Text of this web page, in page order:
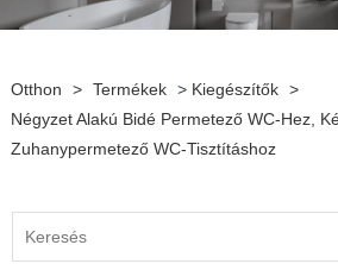
Otthon > Termékek > Kiegészítők >
Négyzet Alakú Bidé Permetező WC-Hez,
Zuhanypermetező WC-Tisztításhoz